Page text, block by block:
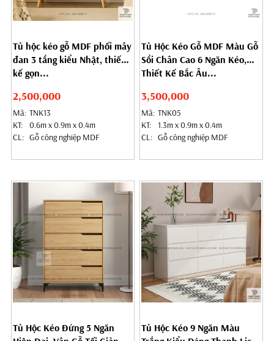
Tủ hộc kéo gỗ MDF phối mây
đan 3 tầng kiểu Nhật, thiết
kế gọn...
2,500,000
Mã: TNK13
KT:
0.6m x 0.9m x 0.4m
CL: Gỗ công nghiệp MDF
Tủ Hộc Kéo Gỗ MDF Màu Gỗ
Sồi Chân Cao 6 Ngăn Kéo,
Thiết Kế Bắc Âu...
3,500,000
Mã: TNK05
KT:
1.3m x 0.9m x 0.4m
CL: Gỗ công nghiệp MDF
Tủ Hộc Kéo Đứng 5 Ngăn
Tủ Hộc Kéo 9 Ngăn Màu